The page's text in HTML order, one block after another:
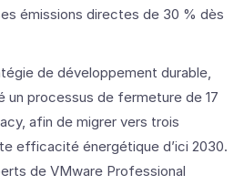
émissions directes de 30 % dès
de développement durable,
un processus de fermeture de 17
afin de migrer vers trois
efficacité énergétique d’ici 2030.
de VMware Professional